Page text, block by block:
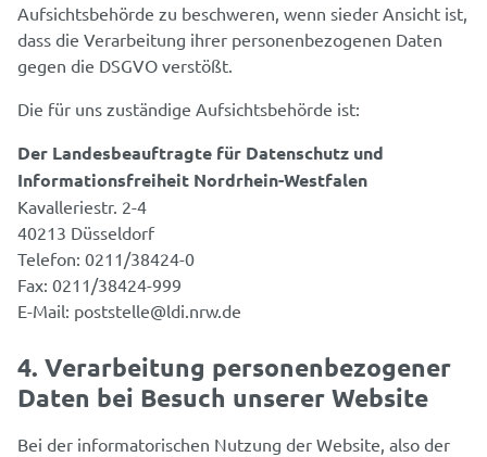
Aufsichtsbehörde zu beschweren, wenn sieder Ansicht ist,
dass die Verarbeitung ihrer personenbezogenen Daten
gegen die DSGVO verstößt.
Die für uns zuständige Aufsichtsbehörde ist:
Der Landesbeauftragte für Datenschutz und
Informationsfreiheit Nordrhein-Westfalen
Kavalleriestr. 2-4
40213 Düsseldorf
Telefon: 0211/38424-0
Fax: 0211/38424-999
E-Mail: poststelle@ldi.nrw.de
4. Verarbeitung personenbezogener
Daten bei Besuch unserer Website
Bei der informatorischen Nutzung der Website, also der